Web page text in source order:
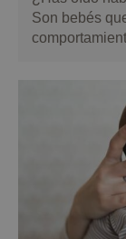
Son bebés